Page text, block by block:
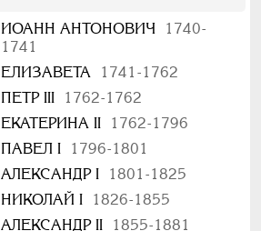
ИОАНН АНТОНОВИЧ
1740-
1741
ЕЛИЗАВЕТА
1741-1762
ПЕТР III
1762-1762
ЕКАТЕРИНА II
1762-1796
ПАВЕЛ I
1796-1801
АЛЕКСАНДР I
1801-1825
НИКОЛАЙ I
1826-1855
АЛЕКСАНДР II
1855-1881